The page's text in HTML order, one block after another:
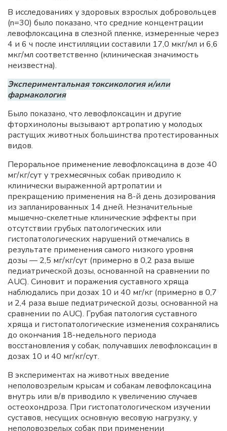
В исследованиях у здоровых взрослых добровольцев
(n=30) было показано, что средние концентрации
левофлоксацина в слезной пленке, измеренные через
4 и 6 ч после инстилляции составили 17,0 мкг/мл и 6,6
мкг/мл соответственно (клиническая значимость
неизвестна).
Экспериментальная токсикология и/или
фармакология
Было показано, что левофлоксацин и другие
фторхинолоны вызывают артропатию у молодых
растущих животных большинства протестированных
видов.
Пероральное применение левофлоксацина в дозе 40
мг/кг/сут у трехмесячных собак приводило к
клинически выраженной артропатии и
прекращению применения на 8-й день дозирования
из запланированных 14 дней. Незначительные
мышечно-скелетные клинические эффекты при
отсутствии грубых патологических или
гистопатологических нарушений отмечались в
результате применения самого низкого уровня
дозы — 2,5 мг/кг/сут (примерно в 0,2 раза выше
педиатрической дозы, основанной на сравнении по
AUC). Синовит и поражения суставного хряща
наблюдались при дозах 10 и 40 мг/кг (примерно в 0,7
и 2,4 раза выше педиатрической дозы, основанной на
сравнении по AUC). Грубая патология суставного
хряща и гистопатологические изменения сохранялись
до окончания 18-недельного периода
восстановления у собак, получавших левофлоксацин в
дозах 10 и 40 мг/кг/сут.
В экспериментах на животных введение
неполовозрелым крысам и собакам левофлоксацина
внутрь или в/в приводило к увеличению случаев
остеохондроза. При гистопатологическом изучении
суставов, несущих основную весовую нагрузку, у
неполовозрелых собак при применении